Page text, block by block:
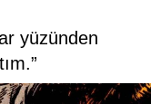
yüzünden